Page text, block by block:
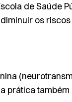
de Saúde
os
prática